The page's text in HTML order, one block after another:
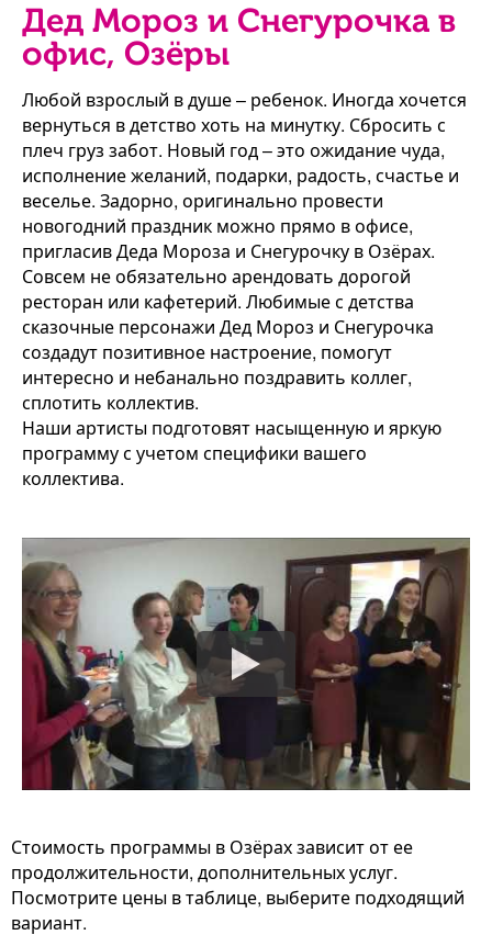
Дед Мороз и Снегурочка в
офис, Озёры
Любой взрослый в душе – ребенок. Иногда хочется
вернуться в детство хоть на минутку. Сбросить с
плеч груз забот. Новый год – это ожидание чуда,
исполнение желаний, подарки, радость, счастье и
веселье. Задорно, оригинально провести
новогодний праздник можно прямо в офисе,
пригласив Деда Мороза и Снегурочку в Озёрах.
Совсем не обязательно арендовать дорогой
ресторан или кафетерий. Любимые с детства
сказочные персонажи Дед Мороз и Снегурочка
создадут позитивное настроение, помогут
интересно и небанально поздравить коллег,
сплотить коллектив.
Наши артисты подготовят насыщенную и яркую
программу с учетом специфики вашего
коллектива.
Стоимость программы в Озёрах зависит от ее
продолжительности, дополнительных услуг.
Посмотрите цены в таблице, выберите подходящий
вариант.